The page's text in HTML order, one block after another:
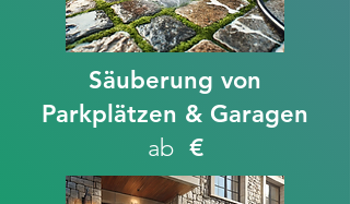
Säuberung von
Parkplätzen & Garagen
ab€